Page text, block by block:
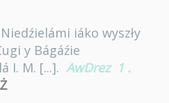
iáko wyszły
y Bágáźie
I. M. [...]. AwDrez 1 .